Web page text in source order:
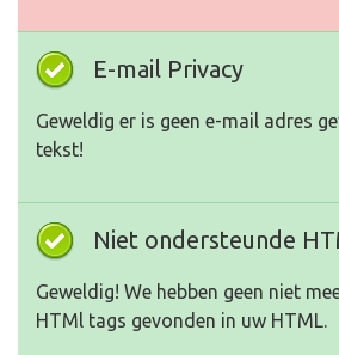
E-mail Privacy
Geweldig er is geen e-mail adres
tekst!
Niet ondersteunde
Geweldig! We hebben geen niet
HTMl tags gevonden in uw HTML.